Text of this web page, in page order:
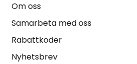
Om oss
Samarbeta med oss
Rabattkoder
Nyhetsbrev